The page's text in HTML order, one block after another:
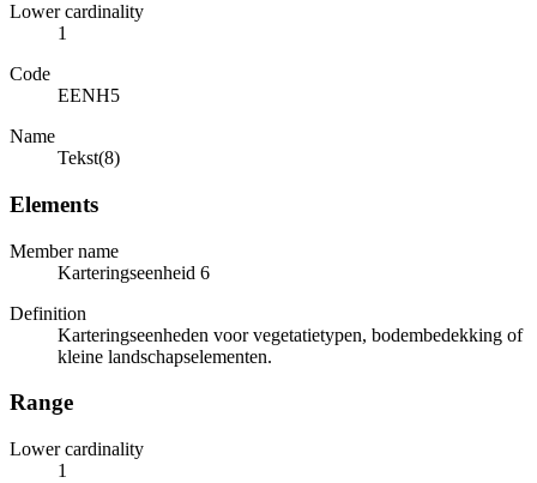
Lower cardinality
1
Code
EENH5
Name
Tekst(8)
Elements
Member name
Karteringseenheid 6
Definition
Karteringseenheden voor vegetatietypen, bodembedekking of
kleine landschapselementen.
Range
Lower cardinality
1